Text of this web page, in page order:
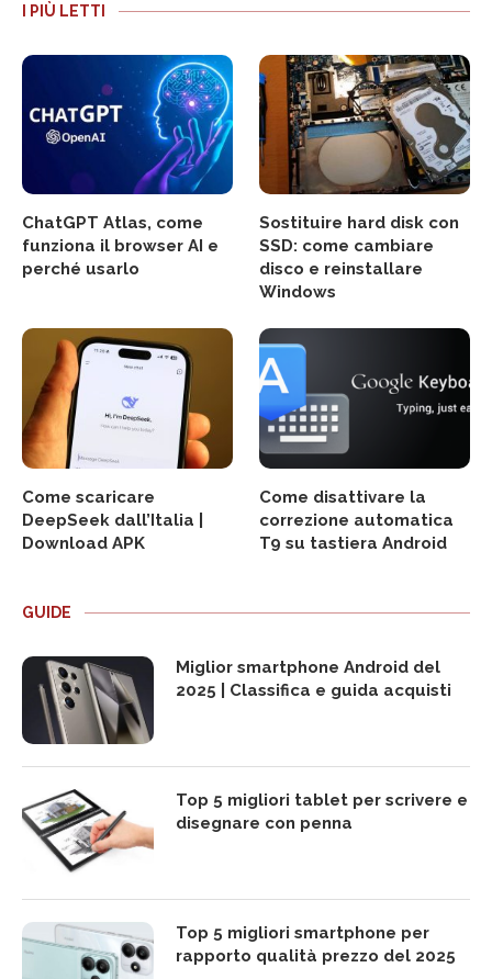
I PIÙ LETTI
ChatGPT Atlas, come
funziona il browser AI e
perché usarlo
Sostituire hard disk con
SSD: come cambiare
disco e reinstallare
Windows
Come scaricare
DeepSeek dall’Italia |
Download APK
Come disattivare la
correzione automatica
T9 su tastiera Android
GUIDE
Miglior smartphone Android del
2025 | Classifica e guida acquisti
Top 5 migliori tablet per scrivere e
disegnare con penna
Top 5 migliori smartphone per
rapporto qualità prezzo del 2025